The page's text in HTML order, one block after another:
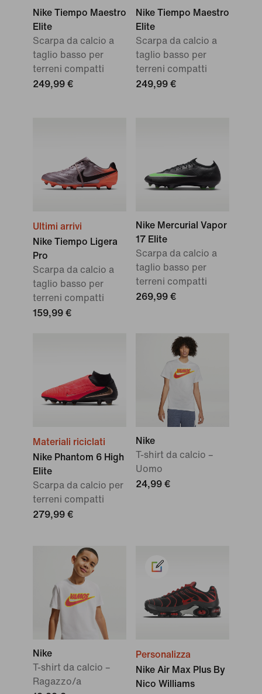
Nike Tiempo Maestro
Elite
Scarpa da calcio a
taglio basso per
terreni compatti
249,99 €
Nike Tiempo Maestro
Elite
Scarpa da calcio a
taglio basso per
terreni compatti
249,99 €
Ultimi arrivi
Nike Tiempo Ligera
Pro
Scarpa da calcio a
taglio basso per
terreni compatti
159,99 €
Nike Mercurial Vapor
17 Elite
Scarpa da calcio a
taglio basso per
terreni compatti
269,99 €
Materiali riciclati
Nike Phantom 6 High
Elite
Scarpa da calcio per
terreni compatti
279,99 €
Nike
T-shirt da calcio –
Uomo
24,99 €
Nike
T-shirt da calcio –
Ragazzo/a
Personalizza
Nike Air Max Plus By
Nico Williams